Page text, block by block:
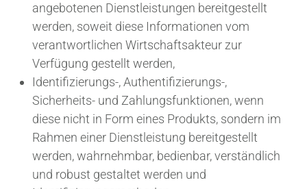
angebotenen Dienstleistungen bereitgestellt
werden, soweit diese Informationen vom
verantwortlichen Wirtschaftsakteur zur
Verfügung gestellt werden,
Identifizierungs-, Authentifizierungs-,
Sicherheits- und Zahlungsfunktionen, wenn
diese nicht in Form eines Produkts, sondern im
Rahmen einer Dienstleistung bereitgestellt
werden, wahrnehmbar, bedienbar, verständlich
und robust gestaltet werden und